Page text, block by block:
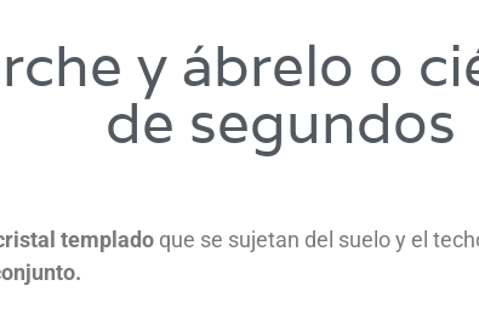
y ábrelo o
de segundos
templado que se sujetan del suelo y el